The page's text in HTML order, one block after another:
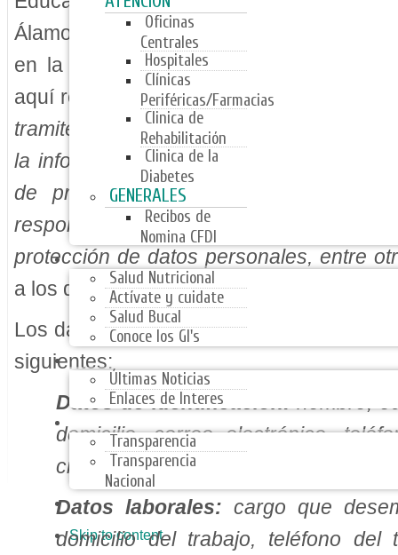
Oficinas
Centrales
Hospitales
Clínicas
Periféricas/Farmacias
Clinica de
Rehabilitación
Clinica de la
Diabetes
GENERALES
Recibos de
Nomina CFDI
PROGRAMAS
Salud Nutricional
Actívate y cuidate
Salud Bucal
Conoce los GI's
NOTICIAS
Últimas Noticias
Enlaces de Interes
TRANSPARENCIA
Transparencia
Transparencia
Nacional
ARMONIZACIÓN CONTABLE
Skip to content
Álamos No. 3685 Interior 3, en la
en la Ciudad de Saltillo, Coahuila,
aquí recabados para los trámites
tramites de Afiliación,
la información, procedimientos de
de prestación de servicios, servicios
responsivas, quejas, denuncias,
protección de datos personales, entre
a los diferentes servicios que presta la
Los datos personales que serán
siguientes:
Datos de identificación:
domicilio, correo electrónico,
civil.
Datos laborales: cargo que
domicilio del trabajo, teléfono del